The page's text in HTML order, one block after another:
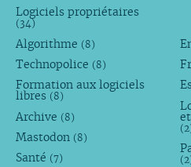
Logiciels propriétaires
(34)
Algorithme (8)
Technopolice (8)
Formation aux logiciels
libres (8)
Archive (8)
Mastodon (8)
Santé (7)